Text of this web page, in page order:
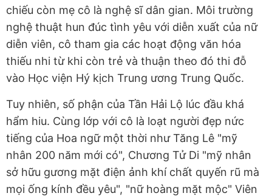
chiếu còn mẹ cô là nghệ sĩ dân gian. Môi trường
nghệ thuật hun đúc tình yêu với diễn xuất của nữ
diễn viên, cô tham gia các hoạt động văn hóa
thiếu nhi từ khi còn trẻ và thuận theo đó thi đỗ
vào Học viện Hý kịch Trung ương Trung Quốc.
Tuy nhiên, số phận của Tần Hải Lộ lúc đầu khá
hẩm hiu. Cùng lớp với cô là loạt người đẹp nức
tiếng của Hoa ngữ một thời như Tăng Lê "mỹ
nhân 200 năm mới có", Chương Tử Di "mỹ nhân
sở hữu gương mặt điện ảnh khí chất quyến rũ mà
mọi ống kính đều yêu", "nữ hoàng mặt mộc" Viên